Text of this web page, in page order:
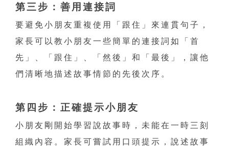
第三步：善用連接詞
要避免小朋友重複使用「跟住」來連貫句子，
家長可以教小朋友一些簡單的連接詞如「首
先」、「跟住」、「然後」和「最後」，讓他
們清晰地描述故事情節的先後次序。
第四步：正確提示小朋友
小朋友剛開始學習說故事時，未能在一時三刻
組織內容。家長可嘗試用口頭提示，說述故事